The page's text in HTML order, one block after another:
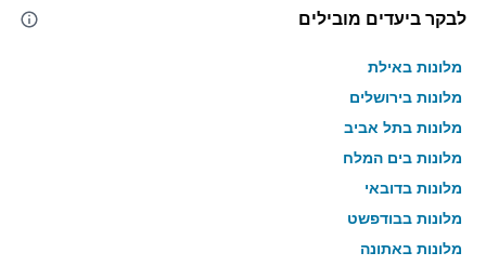
לבקר ביעדים מובילים
מלונות באילת
מלונות בירושלים
מלונות בתל אביב
מלונות בים המלח
מלונות בדובאי
מלונות בבודפשט
מלונות באתונה